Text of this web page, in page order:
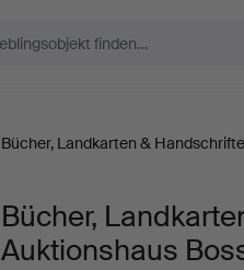
Bücher, Landkarten &
Bücher,
Auktionshaus